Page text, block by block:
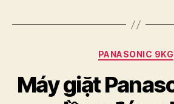
PANASONIC 9KG
Máy giặt